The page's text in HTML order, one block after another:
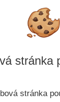
článek v blogu
střední školu?
ČT edu je
- Nový
stránka
stránka